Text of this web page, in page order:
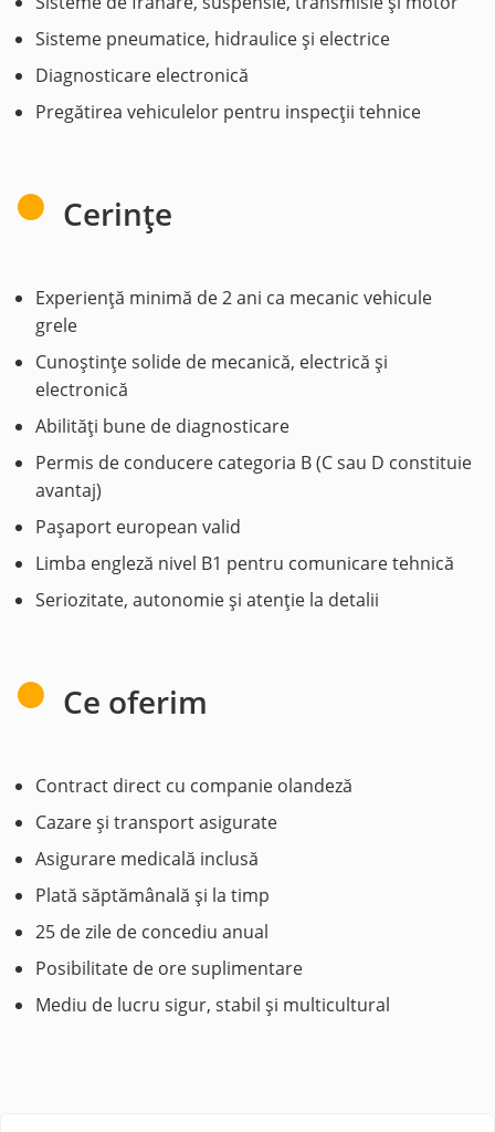
Sisteme pneumatice, hidraulice și electrice
Diagnosticare electronică
Pregătirea vehiculelor pentru inspecții tehnice
Cerințe
Experiență minimă de 2 ani ca mecanic vehicule
grele
Cunoștințe solide de mecanică, electrică și
electronică
Abilități bune de diagnosticare
Permis de conducere categoria B (C sau D constituie
avantaj)
Pașaport european valid
Limba engleză nivel B1 pentru comunicare tehnică
Seriozitate, autonomie și atenție la detalii
Ce oferim
Contract direct cu companie olandeză
Cazare și transport asigurate
Asigurare medicală inclusă
Plată săptămânală și la timp
25 de zile de concediu anual
Posibilitate de ore suplimentare
Mediu de lucru sigur, stabil și multicultural